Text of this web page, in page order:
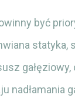
być
statyka,
gałęziowy,
nadłamania